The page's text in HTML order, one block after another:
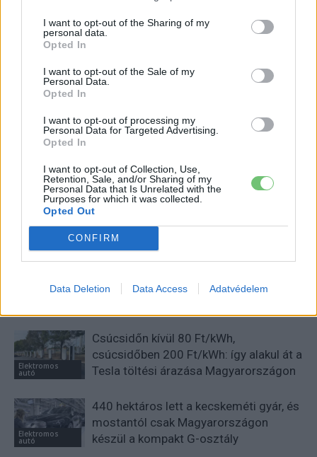
I want to opt-out of the Sharing of my
personal data.
Opted In
I want to opt-out of the Sale of my
Personal Data.
Opted In
I want to opt-out of processing my
Personal Data for Targeted Advertising.
Opted In
I want to opt-out of Collection, Use,
Retention, Sale, and/or Sharing of my
Personal Data that Is Unrelated with the
Purposes for which it was collected.
Opted Out
CONFIRM
Data Deletion Data Access Adatvédelem
Eriqo
kütyü és immár e-autó rajongó!
KAPCSOLÓDÓ CIKKEK
lehet az ok, amiért Szegeden épül a
Elektromos
autó
Csúcsidőn kívül 80 Ft/kWh,
csúcsidőben 200 Ft/kWh: így alakul át a
Tesla töltési árazása Magyarországon
Elektromos
autó
440 hektáros lett a kecskeméti gyár, és
mostantól csak Magyarországon
készül a kompakt G-osztály